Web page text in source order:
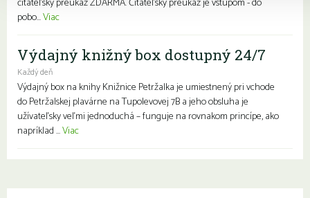
čitateľský preukaz ZDARMA. Čitateľský preukaz je vstupom - do
pobo...Viac
Výdajný knižný box dostupný 24/7
Každý deň
Výdajný box na knihy Knižnice Petržalka je umiestnený pri vchode
do Petržalskej plavárne na Tupolevovej 7B a jeho obsluha je
užívateľsky veľmi jednoduchá – funguje na rovnakom princípe, ako
napríklad ...Viac